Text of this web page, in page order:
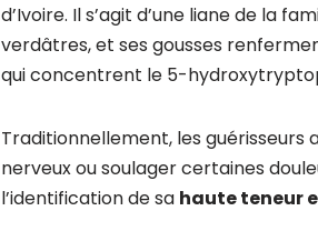
d’Ivoire. Il s’agit d’une liane de la
verdâtres, et ses gousses
qui concentrent le 5-
Traditionnellement, les
nerveux ou soulager certaines
l’identification de sa haute teneur